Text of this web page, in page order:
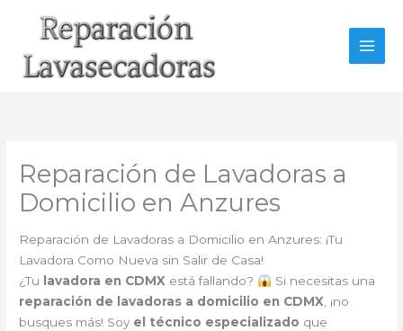
Reparación de Lavadoras a
Domicilio en Anzures
Reparación de Lavadoras a Domicilio en Anzures: ¡Tu
Lavadora Como Nueva sin Salir de Casa!
¿Tu
lavadora en CDMX está fallando?
Si necesitas una
reparación de lavadoras a domicilio en CDMX, ¡no
busques más! Soy el técnico especializado que